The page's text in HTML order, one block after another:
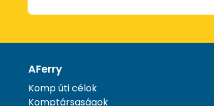
AFerry
Komp úti célok
Komptársaságok